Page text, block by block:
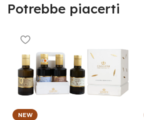
Potrebbe piacerti
NEW